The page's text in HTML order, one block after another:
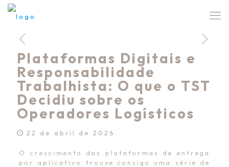
Plataformas Digitais e
Responsabilidade
Trabalhista: O que o TST
Decidiu sobre os
Operadores Logísticos
22 de abril de 2026
O crescimento das plataformas de entrega
por aplicativo trouxe consigo uma série de